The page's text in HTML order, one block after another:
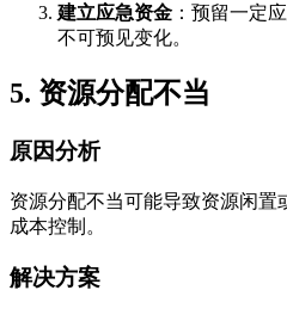
建立应急资金 ：预留一定
不可预见变化。
5. 资源分配不当
原因分析
资源分配不当可能导致资源闲置
成本控制。
解决方案